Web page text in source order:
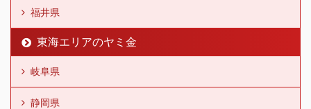
福井県
東海エリアのヤミ金
岐阜県
静岡県